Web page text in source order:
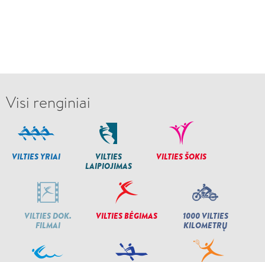
Visi renginiai
VILTIES YRIAI
VILTIES
LAIPIOJIMAS
VILTIES ŠOKIS
VILTIES DOK.
FILMAI
VILTIES BĖGIMAS
1000 VILTIES
KILOMETRŲ